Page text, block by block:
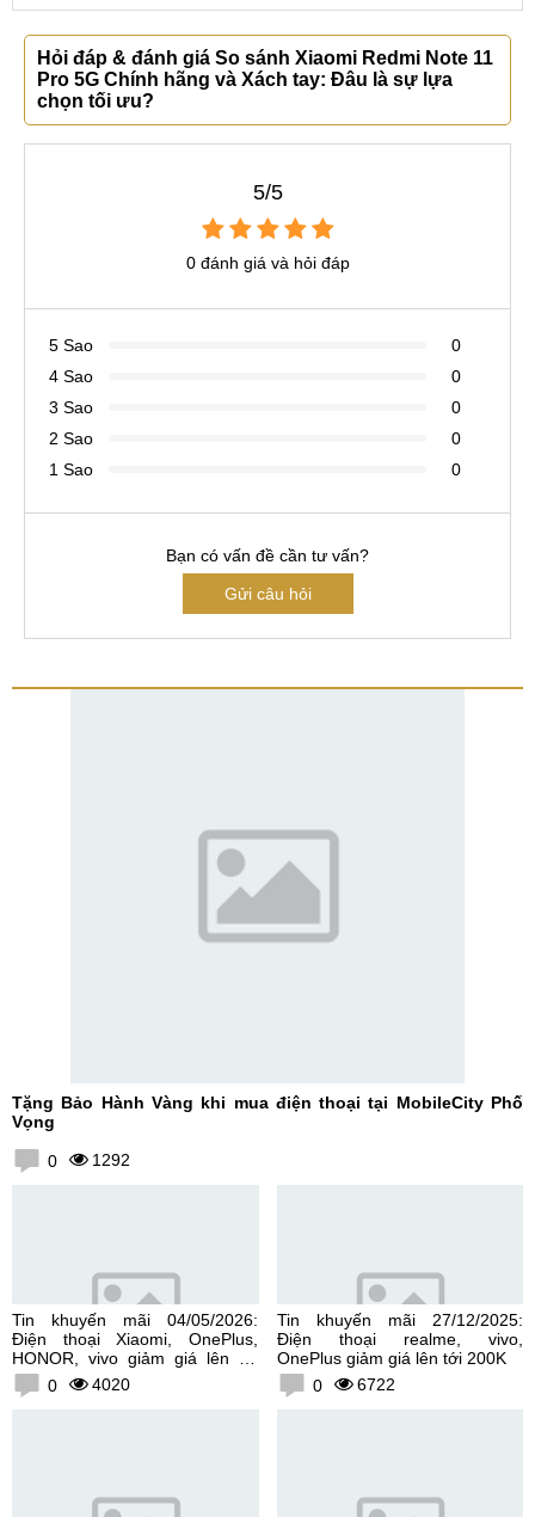
Hỏi đáp & đánh giá So sánh Xiaomi Redmi Note 11
Pro 5G Chính hãng và Xách tay: Đâu là sự lựa
chọn tối ưu?
5/5
0 đánh giá và hỏi đáp
5 Sao
0
4 Sao
0
3 Sao
0
2 Sao
0
1 Sao
0
Bạn có vấn đề cần tư vấn?
Gửi câu hỏi
Tặng Bảo Hành Vàng khi mua điện thoại tại MobileCity Phố
Vọng
0 1292
Tin khuyến mãi 04/05/2026:
Điện thoại Xiaomi, OnePlus,
HONOR, vivo giảm giá lên tới
300K0 4020
Tin khuyến mãi 27/12/2025:
Điện thoại realme, vivo,
OnePlus giảm giá lên tới 200K
0
6722